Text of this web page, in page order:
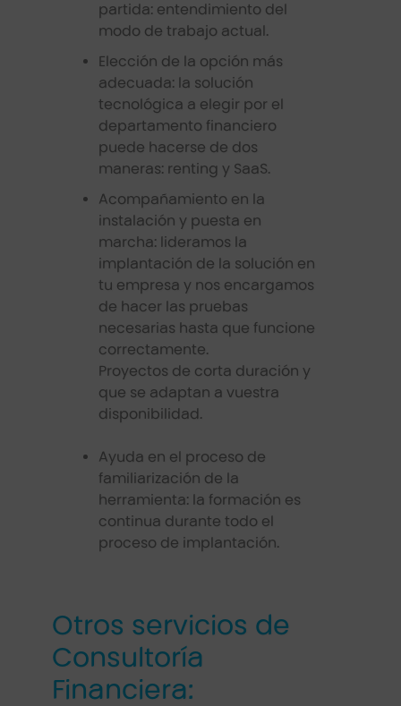
partida: entendimiento del
modo de trabajo actual.
Elección de la opción más
adecuada: la solución
tecnológica a elegir por el
departamento financiero
puede hacerse de dos
maneras: renting y SaaS.
Acompañamiento en la
instalación y puesta en
marcha: lideramos la
implantación de la solución en
tu empresa y nos encargamos
de hacer las pruebas
necesarias hasta que funcione
correctamente.
Proyectos de corta duración y
que se adaptan a vuestra
disponibilidad.
Ayuda en el proceso de
familiarización de la
herramienta: la formación es
continua durante todo el
proceso de implantación.
Otros servicios de
Consultoría
Financiera: